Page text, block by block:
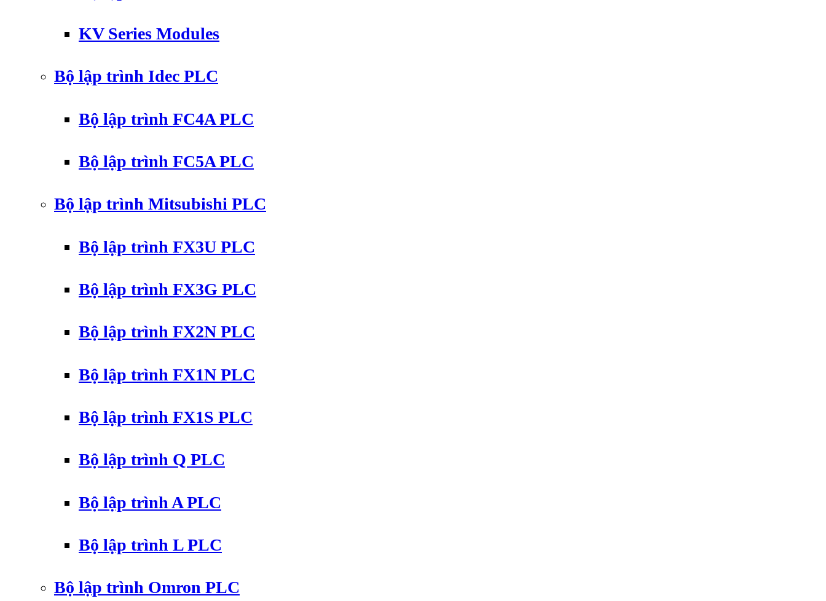
KV Series Modules
Bộ lập trình Idec PLC
Bộ lập trình FC4A PLC
Bộ lập trình FC5A PLC
Bộ lập trình Mitsubishi PLC
Bộ lập trình FX3U PLC
Bộ lập trình FX3G PLC
Bộ lập trình FX2N PLC
Bộ lập trình FX1N PLC
Bộ lập trình FX1S PLC
Bộ lập trình Q PLC
Bộ lập trình A PLC
Bộ lập trình L PLC
Bộ lập trình Omron PLC